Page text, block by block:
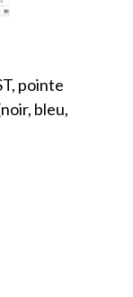
pointe
bleu,